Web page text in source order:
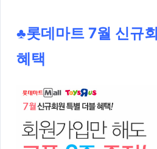
♣롯데마트 7월 신규
혜택